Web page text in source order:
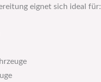
eignet sich ideal für: